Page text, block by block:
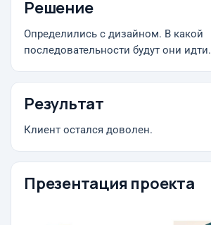
Решение
Определились с дизайном. В какой
последовательности будут они идти.
Результат
Клиент остался доволен.
Презентация проекта